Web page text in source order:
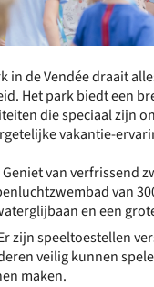
in de Vendée draait
Het park biedt een
die speciaal zijn
vakantie-
Geniet van verfrissend
van
en een
zijn speeltoestellen
veilig kunnen
maken.